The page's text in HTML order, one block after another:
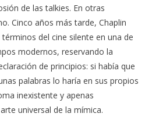
de las talkies. En otras
Cinco años más tarde, Chaplin
del cine silente en una de
modernos, reservando la
de principios: si había que
palabras lo haría en sus propios
inexistente y apenas
universal de la mímica.